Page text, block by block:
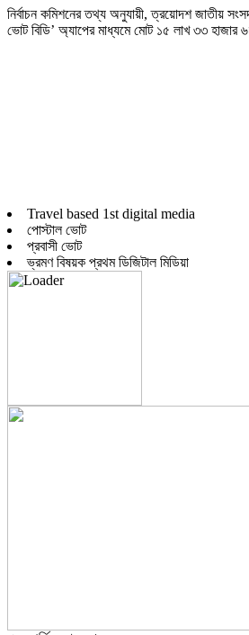
নির্বাচন কমিশনের তথ্য অনুযায়ী, ত্রয়োদশ জাতীয়
ভোট বিডি’ অ্যাপের মাধ্যমে মোট ১৫ লাখ ৩৩
Travel based 1st digital media
পোস্টাল ভোট
প্রবাসী ভোট
ভ্রমণ বিষয়ক প্রথম ডিজিটাল মিডিয়া